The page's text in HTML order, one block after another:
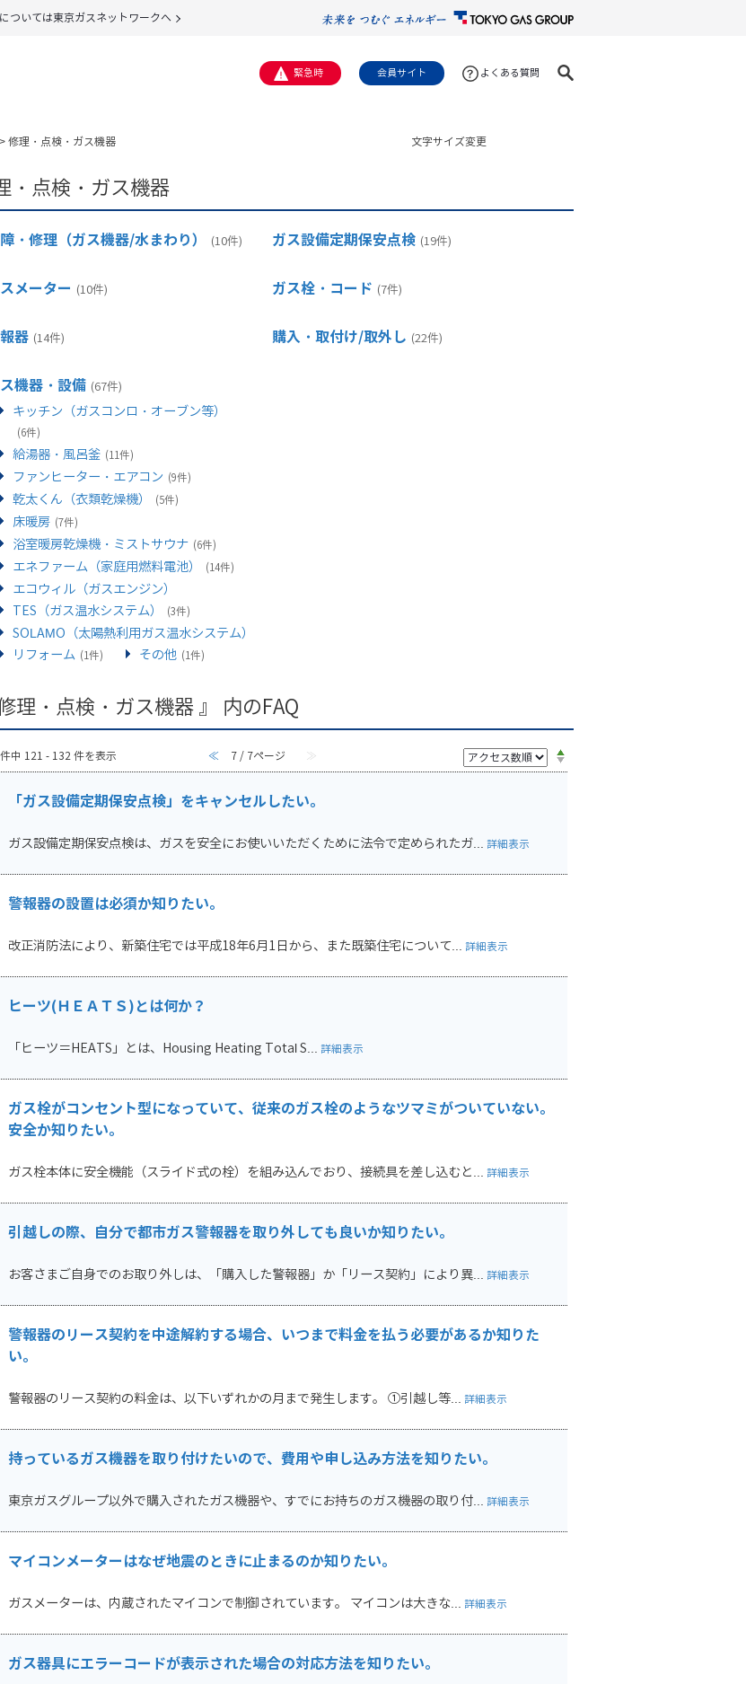
ついては東京ガスネットワークへ
緊急時 会員サイト よくある質問
文字サイズ変更
>修理・点検・ガス機器
・点検・ガス機器
・修理（ガス機器/水まわり） (10件) ガス設備定期保安点検 (19件)
メーター (10件) ガス栓・コード (7件)
器 (14件) 購入・取付け/取外し (22件)
機器・設備 (67件)
キッチン（ガスコンロ・オーブン等）
(6件)
給湯器・風呂釜 (11件)
ファンヒーター・エアコン (9件)
乾太くん（衣類乾燥機） (5件)
床暖房 (7件)
浴室暖房乾燥機・ミストサウナ (6件)
エネファーム（家庭用燃料電池） (14件)
エコウィル（ガスエンジン）
TES（ガス温水システム）
(3件)
SOLAMO（太陽熱利用ガス温水システム）
リフォーム (1件) その他 (1件)
修理・点検・ガス機器 』 内のFAQ
中 121 - 132 件を表示 ≪ 7 / 7ページ ≫
「ガス設備定期保安点検」をキャンセルしたい。
ガス設備定期保安点検は、ガスを安全にお使いいただくために法令で定められたガ... 詳細表示
警報器の設置は必須か知りたい。
改正消防法により、新築住宅では平成18年6月1日から、また既築住宅について... 詳細表示
ヒーツ(ＨＥＡＴＳ)とは何か？
「ヒーツ＝HEATS」とは、Housing Heating Total S... 詳細表示
ガス栓がコンセント型になっていて、従来のガス栓のようなツマミがついていない。
安全か知りたい。
ガス栓本体に安全機能（スライド式の栓）を組み込んでおり、接続具を差し込むと... 詳細表示
引越しの際、自分で都市ガス警報器を取り外しても良いか知りたい。
お客さまご自身でのお取り外しは、「購入した警報器」か「リース契約」により異... 詳細表示
警報器のリース契約を中途解約する場合、いつまで料金を払う必要があるか知りた
い。
警報器のリース契約の料金は、以下いずれかの月まで発生します。 ①引越し等... 詳細表示
持っているガス機器を取り付けたいので、費用や申し込み方法を知りたい。
東京ガスグループ以外で購入されたガス機器や、すでにお持ちのガス機器の取り付... 詳細表示
マイコンメーターはなぜ地震のときに止まるのか知りたい。
ガスメーターは、内蔵されたマイコンで制御されています。 マイコンは大きな... 詳細表示
ガス器具にエラーコードが表示された場合の対応方法を知りたい。